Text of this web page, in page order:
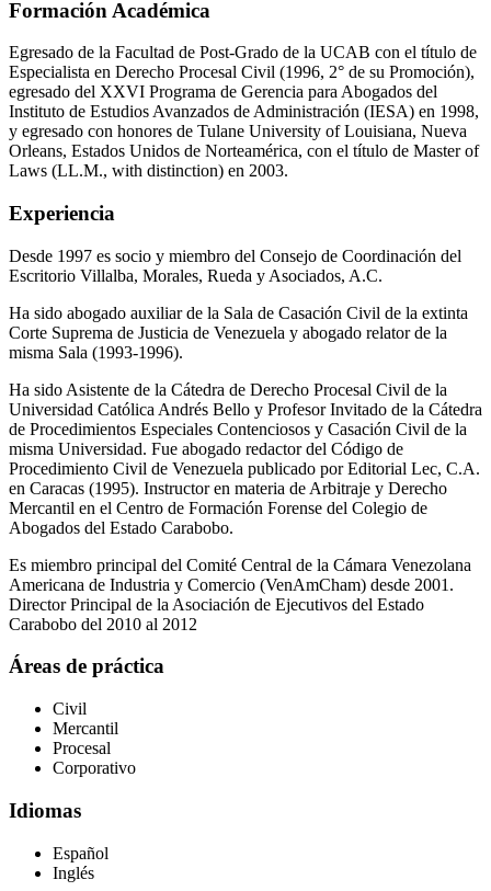
Formación Académica
Egresado de la Facultad de Post-Grado de la UCAB con el título de
Especialista en Derecho Procesal Civil (1996, 2° de su Promoción),
egresado del XXVI Programa de Gerencia para Abogados del
Instituto de Estudios Avanzados de Administración (IESA) en 1998,
y egresado con honores de Tulane University of Louisiana, Nueva
Orleans, Estados Unidos de Norteamérica, con el título de Master of
Laws (LL.M., with distinction) en 2003.
Experiencia
Desde 1997 es socio y miembro del Consejo de Coordinación del
Escritorio Villalba, Morales, Rueda y Asociados, A.C.
Ha sido abogado auxiliar de la Sala de Casación Civil de la extinta
Corte Suprema de Justicia de Venezuela y abogado relator de la
misma Sala (1993-1996).
Ha sido Asistente de la Cátedra de Derecho Procesal Civil de la
Universidad Católica Andrés Bello y Profesor Invitado de la Cátedra
de Procedimientos Especiales Contenciosos y Casación Civil de la
misma Universidad. Fue abogado redactor del Código de
Procedimiento Civil de Venezuela publicado por Editorial Lec, C.A.
en Caracas (1995). Instructor en materia de Arbitraje y Derecho
Mercantil en el Centro de Formación Forense del Colegio de
Abogados del Estado Carabobo.
Es miembro principal del Comité Central de la Cámara Venezolana
Americana de Industria y Comercio (VenAmCham) desde 2001.
Director Principal de la Asociación de Ejecutivos del Estado
Carabobo del 2010 al 2012
Áreas de práctica
Civil
Mercantil
Procesal
Corporativo
Idiomas
Español
Inglés